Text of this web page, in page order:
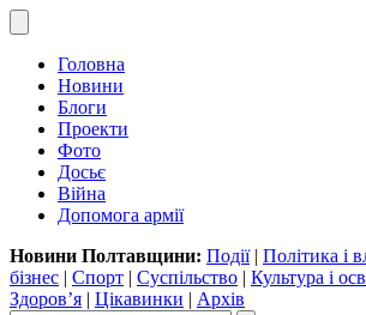
Головна
Новини
Блоги
Проекти
Фото
Досьє
Війна
Допомога армії
Новини Полтавщини: Події| Політика і
бізнес | Спорт | Суспільство | Культура і
Здоров’я | Цікавинки | Архів